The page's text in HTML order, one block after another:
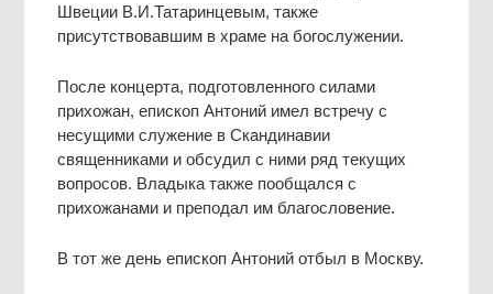
Швеции В.И.Татаринцевым, также
присутствовавшим в храме на богослужении.
После концерта, подготовленного силами
прихожан, епископ Антоний имел встречу с
несущими служение в Скандинавии
священниками и обсудил с ними ряд текущих
вопросов. Владыка также пообщался с
прихожанами и преподал им благословение.
В тот же день епископ Антоний отбыл в Москву.